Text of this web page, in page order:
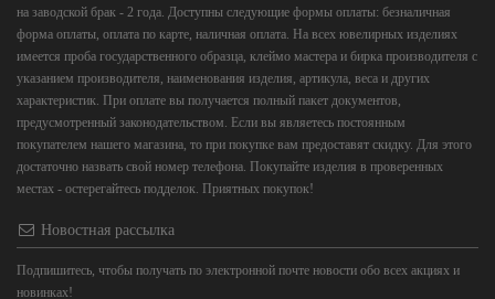
на заводской брак - 2 года. Доступны следующие формы оплаты: безналичная
форма оплаты, оплата по карте, наличная оплата. На всех ювелирных изделиях
имеется проба государственного образца, клеймо мастера и бирка производителя с
указанием производителя, наименования изделия, артикула, веса и других
характеристик. При оплате вы получается полный пакет документов,
предусмотренный законодательством. Если вы являетесь постоянным
покупателем нашего магазина, то при покупке вам предоставят скидку. Для этого
достаточно назвать свой номер телефона. Покупайте изделия в проверенных
местах - остерегайтесь подделок. Приятных покупок!
Новостная рассылка
Подпишитесь, чтобы получать по электронной почте новости обо всех акциях и
новинках!